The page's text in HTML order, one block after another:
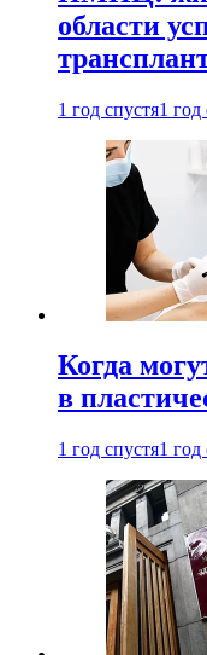
области
1 год спустя1 год
Когда
в
1 год спустя1 год